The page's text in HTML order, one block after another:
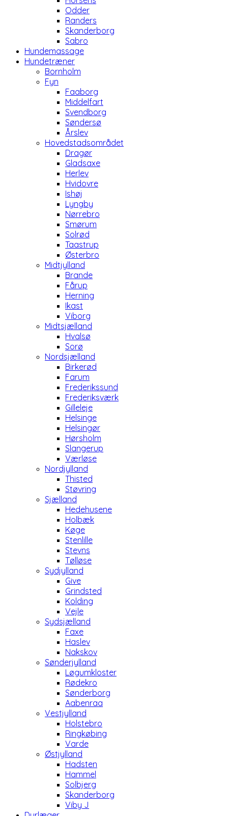
Odder
Randers
Skanderborg
Sabro
Hundemassage
Hundetræner
Bornholm
Fyn
Faaborg
Middelfart
Svendborg
Søndersø
Årslev
Hovedstadsområdet
Dragør
Gladsaxe
Herlev
Hvidovre
Ishøj
Lyngby
Nørrebro
Smørum
Solrød
Taastrup
Østerbro
Midtjylland
Brande
Fårup
Herning
Ikast
Viborg
Midtsjælland
Hvalsø
Sorø
Nordsjælland
Birkerød
Farum
Frederikssund
Frederiksværk
Gilleleje
Helsinge
Helsingør
Hørsholm
Slangerup
Værløse
Nordjylland
Thisted
Støvring
Sjælland
Hedehusene
Holbæk
Køge
Stenlille
Stevns
Tølløse
Sydjylland
Give
Grindsted
Kolding
Vejle
Sydsjælland
Faxe
Haslev
Nakskov
Sønderjylland
Løgumkloster
Rødekro
Sønderborg
Aabenraa
Vestjylland
Holstebro
Ringkøbing
Varde
Østjylland
Hadsten
Hammel
Solbjerg
Skanderborg
Viby J